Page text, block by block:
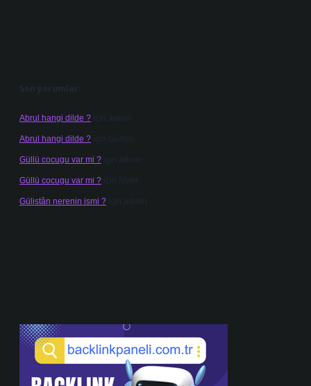
Son yorumlar
Abrul hangi dilde ? için admin
Abrul hangi dilde ? için Gülten
Güllü cocugu var mi ? için admin
Güllü cocugu var mi ? için Alper
Gülistân nerenin ismi ? için admin